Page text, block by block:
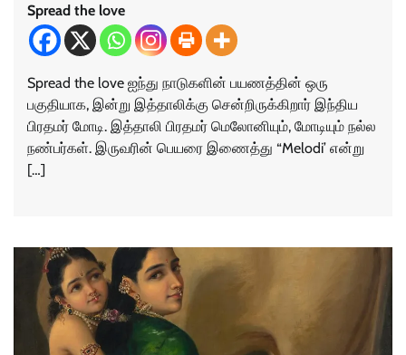
Spread the love
Spread the love ஐந்து நாடுகளின் பயணத்தின் ஒரு
பகுதியாக, இன்று இத்தாலிக்கு சென்றிருக்கிறார் இந்திய
பிரதமர் மோடி. இத்தாலி பிரதமர் மெலோனியும், மோடியும் நல்ல
நண்பர்கள். இருவரின் பெயரை இணைத்து “Melodi’ என்று
[…]